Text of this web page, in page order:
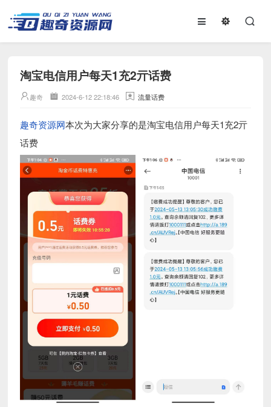
淘宝电信用户每天1充2亓话费
趣奇 2024-6-12 22:18:46 流量话费
趣奇资源网本次为大家分享的是淘宝电信用户每天1充2亓
话费